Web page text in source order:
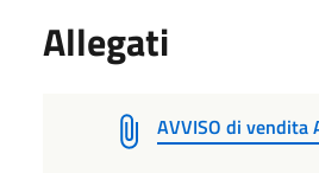
Allegati
AVVISO di vendita